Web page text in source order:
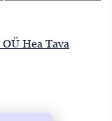
Hea Tava